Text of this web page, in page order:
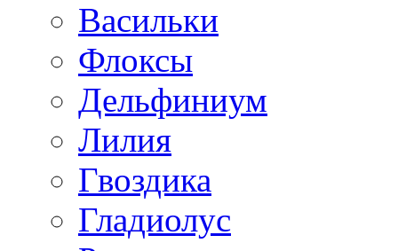
Васильки
Флоксы
Дельфиниум
Лилия
Гвоздика
Гладиолус